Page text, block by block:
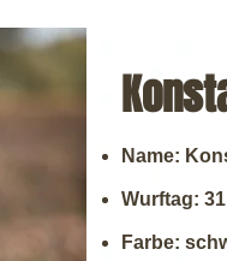
Name:
Wurftag:
Farbe: